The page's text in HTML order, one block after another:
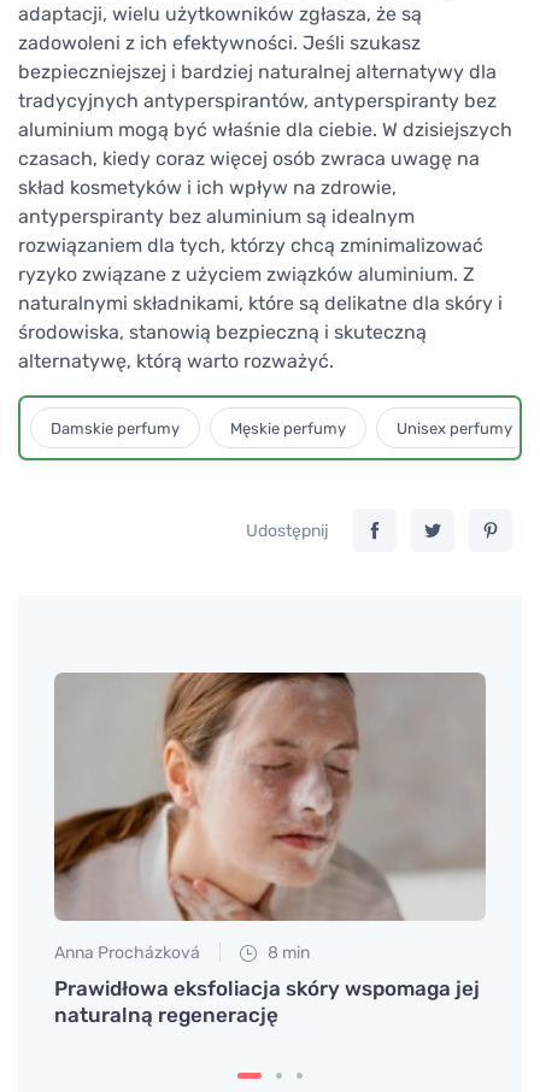
adaptacji, wielu użytkowników zgłasza, że są
zadowoleni z ich efektywności. Jeśli szukasz
bezpieczniejszej i bardziej naturalnej alternatywy dla
tradycyjnych antyperspirantów, antyperspiranty bez
aluminium mogą być właśnie dla ciebie. W dzisiejszych
czasach, kiedy coraz więcej osób zwraca uwagę na
skład kosmetyków i ich wpływ na zdrowie,
antyperspiranty bez aluminium są idealnym
rozwiązaniem dla tych, którzy chcą zminimalizować
ryzyko związane z użyciem związków aluminium. Z
naturalnymi składnikami, które są delikatne dla skóry i
środowiska, stanowią bezpieczną i skuteczną
alternatywę, którą warto rozważyć.
Damskie perfumy Męskie perfumy Unisex perfumy
Udostępnij
Anna Procházková 8 min
Prawidłowa eksfoliacja skóry wspomaga jej
naturalną regenerację